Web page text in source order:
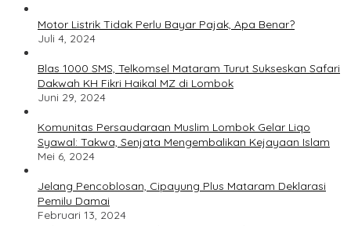
Motor Listrik Tidak Perlu Bayar Pajak, Apa Benar?
Juli 4, 2024
Blas 1000 SMS, Telkomsel Mataram Turut Sukseskan Safari
Dakwah KH Fikri Haikal MZ di Lombok
Juni 29, 2024
Komunitas Persaudaraan Muslim Lombok Gelar Liqo
Syawal: Takwa, Senjata Mengembalikan Kejayaan Islam
Mei 6, 2024
Jelang Pencoblosan, Cipayung Plus Mataram Deklarasi
Pemilu Damai
Februari 13, 2024